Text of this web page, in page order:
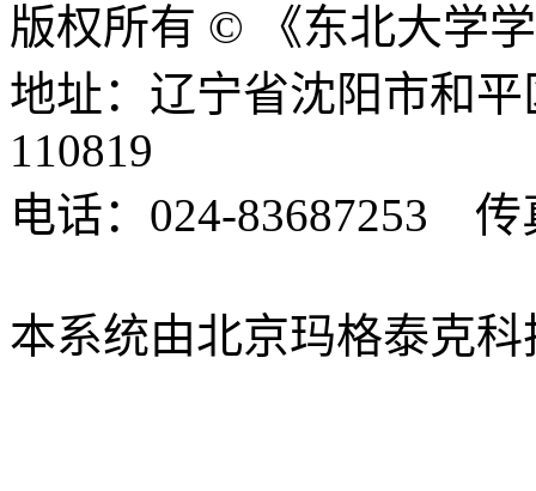
版权所有 © 《东北大学
地址：辽宁省沈阳市和
110819
电话：024-83687253
本系统由北京玛格泰克